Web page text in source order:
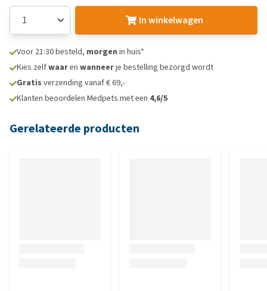
In winkelwagen
Voor 21:30 besteld, morgen in huis*
Kies zelfwaaren wanneerje bestelling bezorgd wordt
Gratis verzending vanaf € 69,-
Klanten beoordelen Medpets met een 4,6/5
Gerelateerde producten